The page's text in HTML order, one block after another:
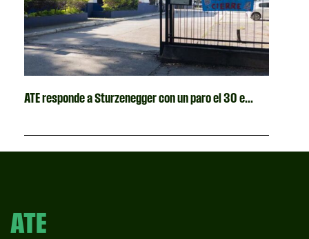
ATE responde a Sturzenegger con un paro el 30 e...
ATE